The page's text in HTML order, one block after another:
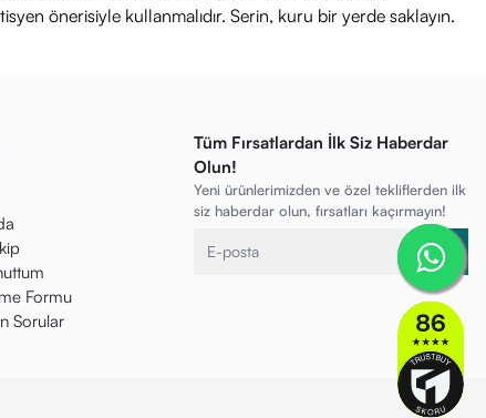
önerisiyle kullanmalıdır. Serin, kuru bir yerde saklayın.
Formu
Sorular
Tüm Fırsatlardan İlk Siz Haberdar
Olun!
Yeni ürünlerimizden ve özel tekliflerden ilk
siz haberdar olun, fırsatları kaçırmayın!